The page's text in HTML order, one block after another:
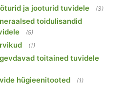
ja jooturid tuvidele (3)
toidulisandid
(9)
(1)
toitained tuvidele
hügieenitooted (1)